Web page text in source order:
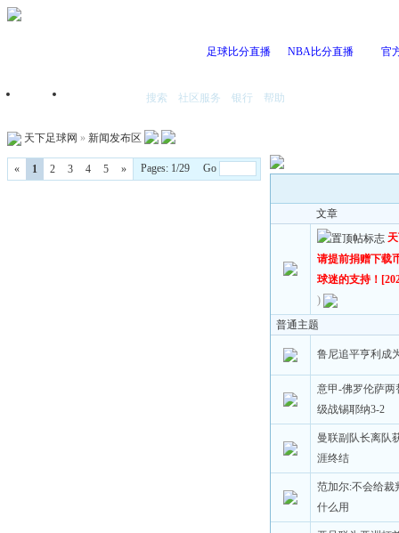
足球比分直播 NBA比分直播 官
首页 搜索 社区服务 银行 帮助
天下足球网 » 新闻发布区
« 1 2 3 4 5 » Pages: 1/29 Go
文章
请提前捐赠下载
球迷的支持！
)
普通主题
鲁尼追平亨利成
意甲-佛罗伦萨两
级战锡耶纳3-2
曼联副队长离队
涯终结
范加尔:不会给裁
什么用